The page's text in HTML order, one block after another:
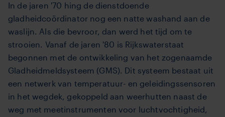
In de jaren '70 hing de dienstdoende
gladheidcoördinator nog een natte washand aan de
waslijn. Als die bevroor, dan werd het tijd om te
strooien. Vanaf de jaren '80 is Rijkswaterstaat
begonnen met de ontwikkeling van het zogenaamde
Gladheidmeldsysteem (GMS). Dit systeem bestaat uit
een netwerk van temperatuur- en geleidingssensoren
in het wegdek, gekoppeld aan weerhutten naast de
weg met meetinstrumenten voor luchtvochtigheid,